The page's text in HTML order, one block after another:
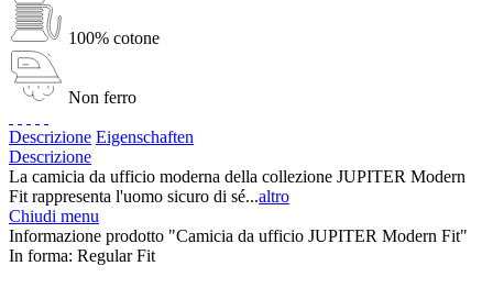
100% cotone
Non ferro
Descrizione Eigenschaften
Descrizione
La camicia da ufficio moderna della collezione JUPITER Modern
Fit rappresenta l'uomo sicuro di sé...altro
Chiudi menu
Informazione prodotto "Camicia da ufficio JUPITER Modern Fit"
In forma: Regular Fit